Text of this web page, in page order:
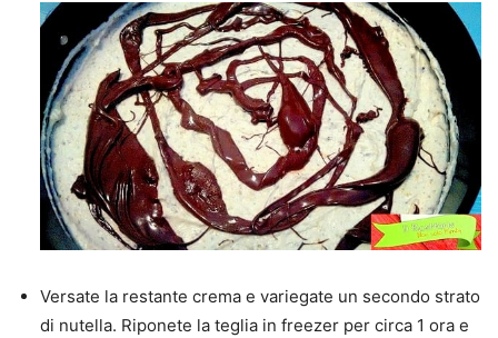
Versate la restante crema e variegate un secondo strato
di nutella. Riponete la teglia in freezer per circa 1 ora e